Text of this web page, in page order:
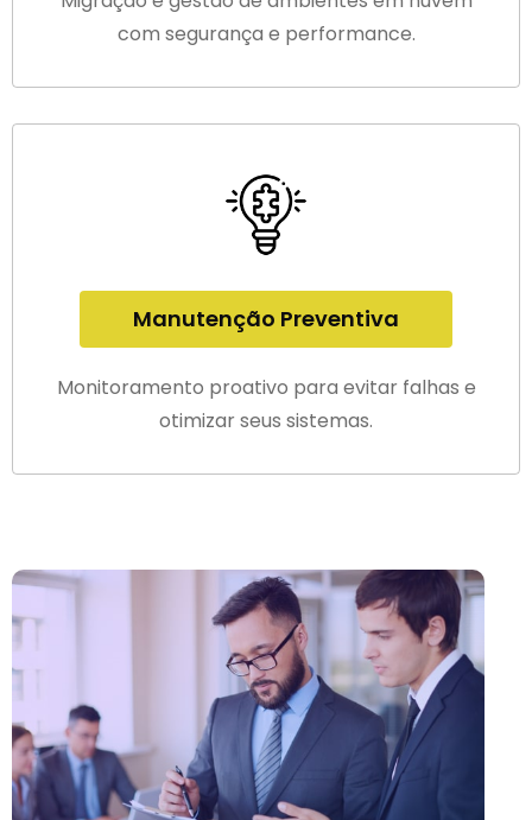
com segurança e performance.
Manutenção Preventiva
Monitoramento proativo para evitar falhas e
otimizar seus sistemas.